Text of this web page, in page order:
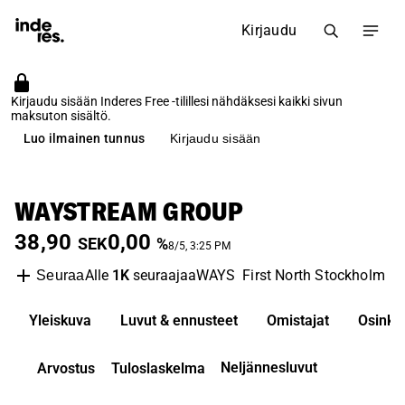
Kirjaudu
Kirjaudu sisään Inderes Free -tilillesi nähdäksesi kaikki sivun
maksuton sisältö.
Luo ilmainen tunnus
Kirjaudu sisään
WAYSTREAM GROUP
38,90 SEK0,00 %8/5, 3:25 PM
SeuraaAlle 1KseuraajaaWAYS First North Stockholm
Yleiskuva Luvut & ennusteet Omistajat Osinko
Arvostus Tuloslaskelma Neljännesluvut